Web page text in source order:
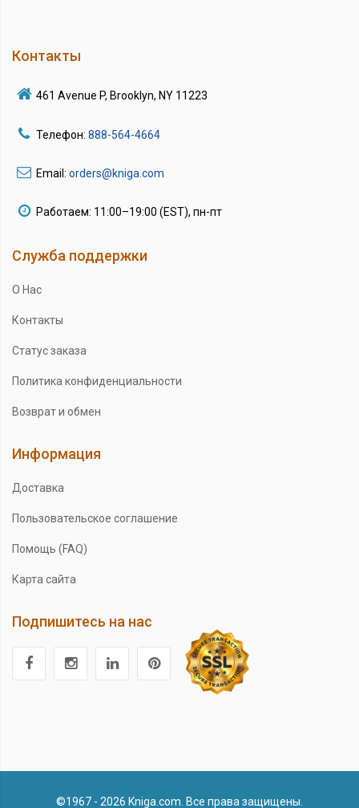
Контакты
461 Avenue P, Brooklyn, NY 11223
Телефон: 888-564-4664
Email: orders@kniga.com
Работаем: 11:00–19:00 (EST), пн-пт
Служба поддержки
О Нас
Контакты
Статус заказа
Политика конфиденциальности
Возврат и обмен
Информация
Доставка
Пользовательское соглашение
Помощь (FAQ)
Карта сайта
Подпишитесь на нас
©1967 - 2026 Kniga.com. Все права защищены.